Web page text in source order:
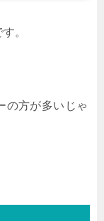
。
の方が多いじゃ